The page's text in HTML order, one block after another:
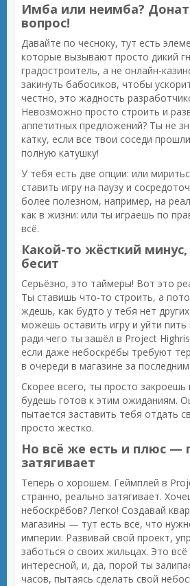
Имба или неимба?
вопрос!
Давайте по чесноку, тут есть
которые вызывают просто дикий
градостроитель, а не онлайн-
закинуть бабосиков, чтобы
честно, это жадность
Невозможно просто строить и
аппетитных предложений? Ты не
катку, если все твои соседи
полную катушку!
У тебя есть две опции: или
ставить игру на паузу и
более полезном, например, на
как в жизни: или ты играешь по
всё.
Какой-то жёсткий
бесит
Серьёзно, это таймеры! Вот это
Ты ставишь что-то строить, а
ждешь, как будто у тебя нет
можешь оставить игру и уйти
ради чего ты зашёл в Project
если даже небоскрёбы требуют
в очереди в магазине за
Скорее всего, ты просто закроешь
будешь готов к этим ожиданиям.
пытается заставить тебя отдать
просто жестко.
Но всё же есть и плюс —
затягивает
Теперь о хорошем. Геймплей в
странно, реально затягивает.
небоскрёбов? Легко! Создавай
магазины — тут есть всё, что
империи. Развивай свой проект,
заботься о своих жильцах. Это всё
интересной, и, да, порой ты
часов, пытаясь сделать свой